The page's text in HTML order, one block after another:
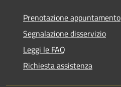
Prenotazione appuntamento
Segnalazione disservizio
Leggi le FAQ
Richiesta assistenza